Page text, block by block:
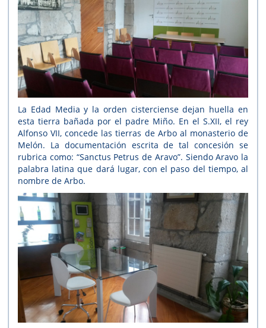
La Edad Media y la orden cisterciense dejan huella en
esta tierra bañada por el padre Miño. En el S.XII, el rey
Alfonso VII, concede las tierras de Arbo al monasterio de
Melón. La documentación escrita de tal concesión se
rubrica como: “Sanctus Petrus de Aravo”. Siendo Aravo la
palabra latina que dará lugar, con el paso del tiempo, al
nombre de Arbo.